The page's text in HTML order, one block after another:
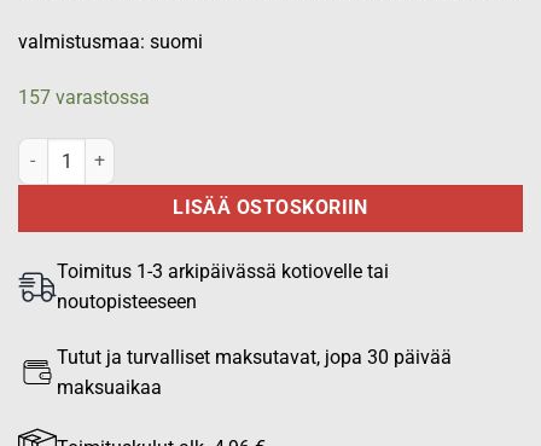
valmistusmaa: suomi
157 varastossa
Lämpöeriste määrä
LISÄÄ OSTOSKORIIN
Toimitus 1-3 arkipäivässä kotiovelle tai
noutopisteeseen
Tutut ja turvalliset maksutavat, jopa 30 päivää
maksuaikaa